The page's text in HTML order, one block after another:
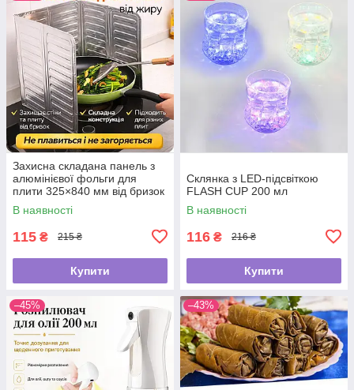
Захисна складана панель з
алюмінієвої фольги для
плити 325×840 мм від бризок
жиру
В наявності
115 ₴ 215 ₴
Купити
Склянка з LED-підсвіткою
FLASH CUP 200 мл
В наявності
116 ₴ 216 ₴
Купити
–45% –43%